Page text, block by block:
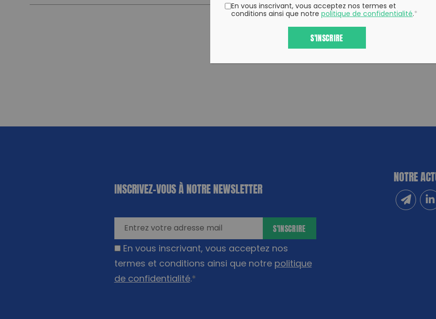
INSCRIVEZ-VOUS À NOTRE NEWSLETTER
En vous inscrivant, vous acceptez nos
termes et conditions ainsi que notre politique
de confidentialité.*
S'INSCRIRE
NOTRE
En vous inscrivant, vous acceptez nos termes et
conditions ainsi que notre politique de confidentialité.*
S'INSCRIRE